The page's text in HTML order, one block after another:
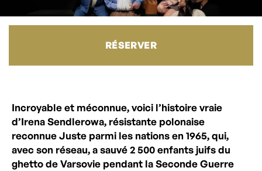
RÉSERVER
Incroyable et méconnue, voici l’histoire vraie
d’Irena Sendlerowa, résistante polonaise
reconnue Juste parmi les nations en 1965, qui,
avec son réseau, a sauvé 2 500 enfants juifs du
ghetto de Varsovie pendant la Seconde Guerre